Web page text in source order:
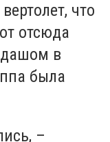
что
отсюда
в
была
–